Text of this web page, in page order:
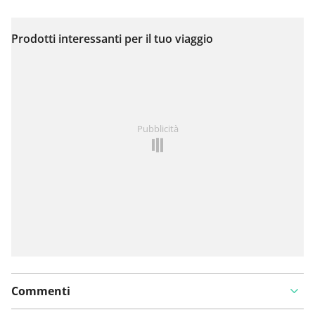
Visualizza sulla mappa
Prodotti interessanti per il tuo viaggio
Pubblicità
Commenti